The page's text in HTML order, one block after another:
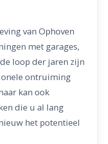
van Ophoven
met garages,
loop der jaren zijn
ontruiming
kan ook
die u al lang
het potentieel